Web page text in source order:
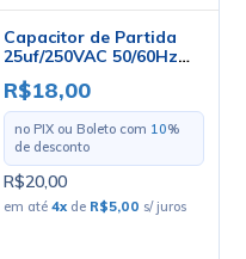
Capacitor de Partida
25uf/250VAC 50/60Hz
+-5%
R$18,00
no PIX ou Boleto com 10%
de desconto
R$20,00
em até4x de R$5,00 s/ juros